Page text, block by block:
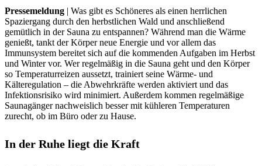
Pressemeldung | Was gibt es Schöneres als einen herrlichen
Spaziergang durch den herbstlichen Wald und anschließend
gemütlich in der Sauna zu entspannen? Während man die Wärme
genießt, tankt der Körper neue Energie und vor allem das
Immunsystem bereitet sich auf die kommenden Aufgaben im Herbst
und Winter vor. Wer regelmäßig in die Sauna geht und den Körper
so Temperaturreizen aussetzt, trainiert seine Wärme- und
Kälteregulation – die Abwehrkräfte werden aktiviert und das
Infektionsrisiko wird minimiert. Außerdem kommen regelmäßige
Saunagänger nachweislich besser mit kühleren Temperaturen
zurecht, ob im Büro oder zu Hause.
In der Ruhe liegt die Kraft